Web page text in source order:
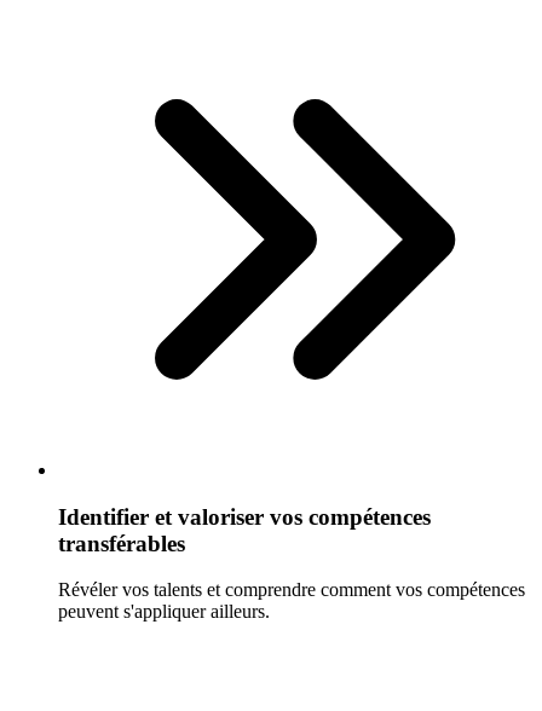
Identifier et valoriser vos compétences
transférables
Révéler vos talents et comprendre comment vos compétences
peuvent s'appliquer ailleurs.